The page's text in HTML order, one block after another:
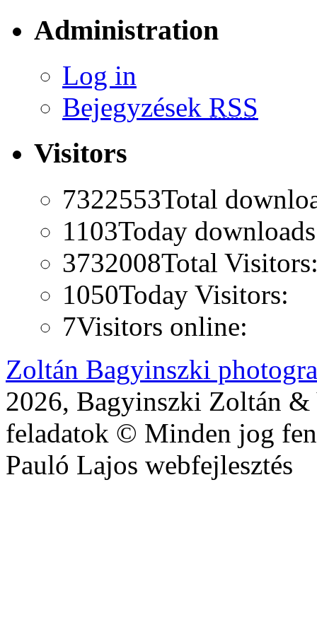
Administration
Log in
Bejegyzések RSS
Visitors
7322553Total
1103Today
3732008Total
1050Today Visitors:
7Visitors online:
Zoltán Bagyinszki
2026, Bagyinszki Zoltán
feladatok © Minden jog
Pauló Lajos webfejlesztés